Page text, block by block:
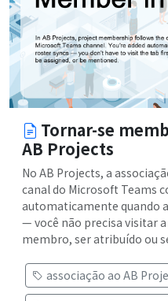
Tornar-se
AB Projects
No AB Projects, a
canal do Microsoft Teams
automaticamente quando
— você não precisa visitar
membro, ser atribuído ou
associação ao AB